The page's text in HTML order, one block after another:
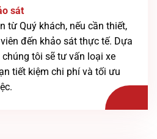
sát
từ Quý khách, nếu cần thiết,
đến khảo sát thực tế. Dựa
tôi sẽ tư vấn loại xe
tiết kiệm chi phí và tối ưu